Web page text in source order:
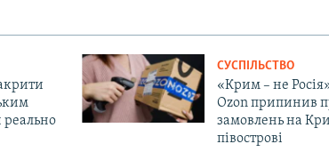
реально
СУСПІЛЬСТВО
«Крим – не
Ozon припинив
замовлень на
півострові